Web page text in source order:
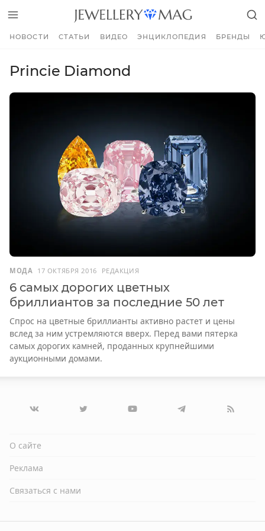
НОВОСТИ СТАТЬИ ВИДЕО ЭНЦИКЛОПЕДИЯ БРЕНДЫ
Princie Diamond
МОДА 17 ОКТЯБРЯ 2016 РЕДАКЦИЯ
6 самых дорогих цветных
бриллиантов за последние 50 лет
Спрос на цветные бриллианты активно растет и цены
вслед за ним устремляются вверх. Перед вами пятерка
самых дорогих камней, проданных крупнейшими
аукционными домами.
О сайте
Реклама
Связаться с нами